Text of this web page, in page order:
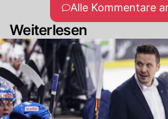
Alle Kommentare
Weiterlesen